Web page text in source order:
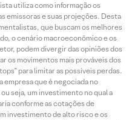
utiliza como informação os
emissoras e suas projeções. Desta
que buscam os melhores
o cenário macroeconômico e os
podem divergir das opiniões dos
os movimentos mais prováveis dos
para limitar as possíveis perdas.
empresa que é negociada no
seja, um investimento no qual a
conforme as cotações de
investimento de alto risco e os